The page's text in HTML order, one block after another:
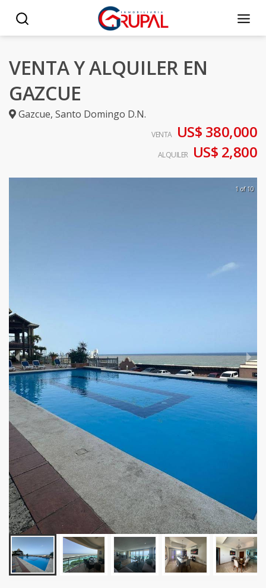
VENTA Y ALQUILER EN
GAZCUE
Gazcue, Santo Domingo D.N.
VENTA US$ 380,000
ALQUILER US$ 2,800
1 of 10